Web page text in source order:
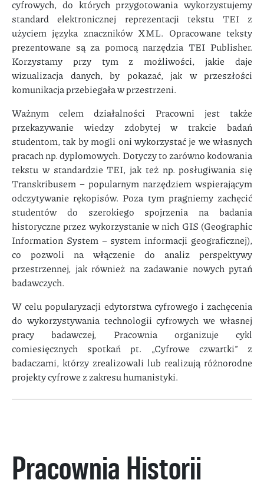
cyfrowych, do których przygotowania wykorzystujemy
standard elektronicznej reprezentacji tekstu TEI z
użyciem języka znaczników XML. Opracowane teksty
prezentowane są za pomocą narzędzia TEI Publisher.
Korzystamy przy tym z możliwości, jakie daje
wizualizacja danych, by pokazać, jak w przeszłości
komunikacja przebiegała w przestrzeni.
Ważnym celem działalności Pracowni jest także
przekazywanie wiedzy zdobytej w trakcie badań
studentom, tak by mogli oni wykorzystać je we własnych
pracach np. dyplomowych. Dotyczy to zarówno kodowania
tekstu w standardzie TEI, jak też np. posługiwania się
Transkribusem – popularnym narzędziem wspierającym
odczytywanie rękopisów. Poza tym pragniemy zachęcić
studentów do szerokiego spojrzenia na badania
historyczne przez wykorzystanie w nich GIS (Geographic
Information System – system informacji geograficznej),
co pozwoli na włączenie do analiz perspektywy
przestrzennej, jak również na zadawanie nowych pytań
badawczych.
W celu popularyzacji edytorstwa cyfrowego i zachęcenia
do wykorzystywania technologii cyfrowych we własnej
pracy badawczej, Pracownia organizuje cykl
comiesięcznych spotkań pt. „Cyfrowe czwartki” z
badaczami, którzy zrealizowali lub realizują różnorodne
projekty cyfrowe z zakresu humanistyki.
Pracownia Historii